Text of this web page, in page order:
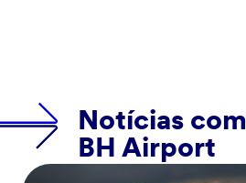
Notícias
BH Airport